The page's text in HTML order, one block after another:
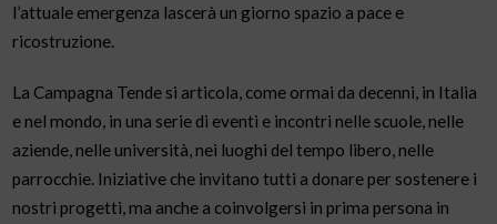
l’attuale emergenza lascerà un giorno spazio a pace e
ricostruzione.
La Campagna Tende si articola, come ormai da decenni, in Italia
e nel mondo, in una serie di eventi e incontri nelle scuole, nelle
aziende, nelle università, nei luoghi del tempo libero, nelle
parrocchie. Iniziative che invitano tutti a donare per sostenere i
nostri progetti, ma anche a coinvolgersi in prima persona in